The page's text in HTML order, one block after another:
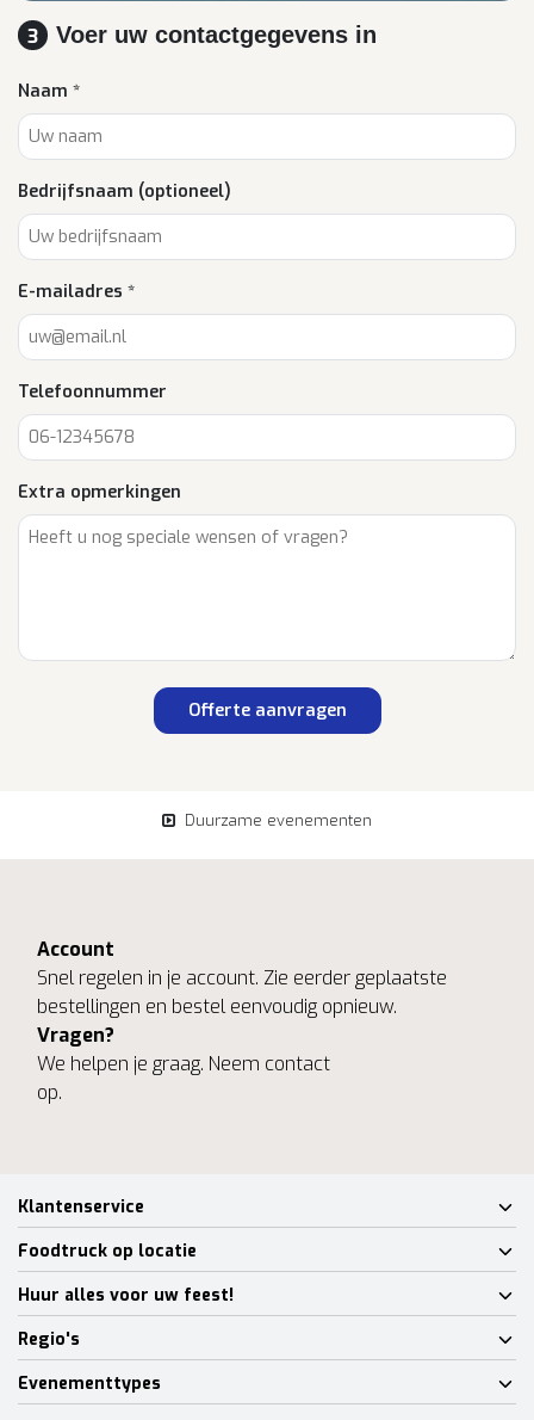
3 Voer uw contactgegevens in
Naam *
Bedrijfsnaam (optioneel)
E-mailadres *
Telefoonnummer
Extra opmerkingen
Offerte aanvragen
Duurzame evenementen
Account
Snel regelen in je account. Zie eerder geplaatste
bestellingen en bestel eenvoudig opnieuw.
Vragen?
We helpen je graag. Neem contact
op.
Klantenservice
Foodtruck op locatie
Huur alles voor uw feest!
Regio's
Evenementtypes